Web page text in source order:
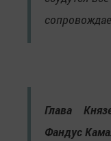
Глава
Фандус